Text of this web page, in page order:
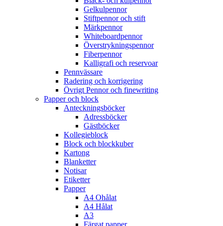
Gelkulpennor
Stiftpennor och stift
Märkpennor
Whiteboardpennor
Överstrykningspennor
Fiberpennor
Kalligrafi och reservoar
Pennvässare
Radering och korrigering
Övrigt Pennor och finewriting
Papper och block
Anteckningsböcker
Adressböcker
Gästböcker
Kollegieblock
Block och blockkuber
Kartong
Blanketter
Notisar
Etiketter
Papper
A4 Ohålat
A4 Hålat
A3
Färgat papper